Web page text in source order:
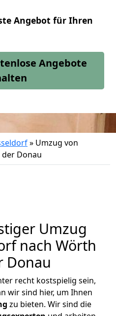
Angebot für Ihren
Angebote
» Umzug von
Donau
Umzug
nach Wörth
Donau
recht kostspielig sein,
wir sind hier, um Ihnen
zu bieten. Wir sind die